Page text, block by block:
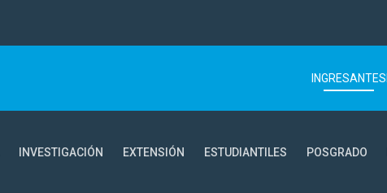
INGRESANTES
INVESTIGACIÓN EXTENSIÓN ESTUDIANTILES POSGRADO